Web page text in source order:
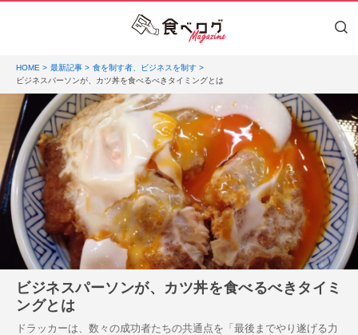
HOME 最新記事
食を制す者、ビジネスを制す
ビジネスパーソンが、カツ丼を食べるべきタイミングとは
ビジネスパーソンが、カツ丼を食べるべきタイミ
ングとは
ドラッカーは、数々の成功者たちの共通点を「最後までやり遂げる力